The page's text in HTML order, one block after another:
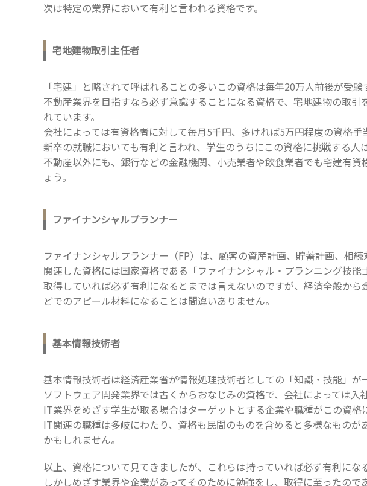
次は特定の業界において有利と言われる資格です。
宅地建物取引主任者
「宅建」と略されて呼ばれることの多いこの資格は毎年20万人前後が受験
不動産業界を目指すなら必ず意識することになる資格で、宅地建物の取
れています。
会社によっては有資格者に対して毎月5千円、多ければ5万円程度の資格手
新卒の就職においても有利と言われ、学生のうちにこの資格に挑戦する人
不動産以外にも、銀行などの金融機関、小売業者や飲食業者でも宅建有
ょう。
ファイナンシャルプランナー
ファイナンシャルプランナー（FP）は、顧客の資産計画、貯蓄計画、相
関連した資格には国家資格である「ファイナンシャル・プランニング技
取得していれば必ず有利になるとまでは言えないのですが、経済全般か
どでのアピール材料になることは間違いありません。
基本情報技術者
基本情報技術者は経済産業省が情報処理技術者としての「知識・技能」
ソフトウェア開発業界では古くからおなじみの資格で、会社によっては
IT業界をめざす学生が取る場合はターゲットとする企業や職種がこの資格
IT関連の職種は多岐にわたり、資格も民間のものを含めると多様なもの
かもしれません。
以上、資格について見てきましたが、これらは持っていれば必ず有利にな
しかしめざす業界や企業があってそのために勉強をし、取得に至ったので